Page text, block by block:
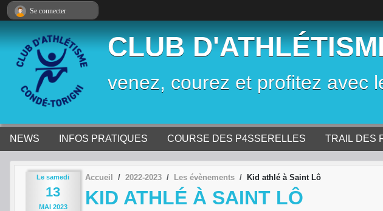
CLUB
venez, courez et profitez avec
NEWS INFOS PRATIQUES COURSE DES P4SSERELLES TRAIL DES
Le samedi
13
MAI 2023
Accueil 2022-2023 Les évènements Kid athlé à Saint Lô
KID ATHLÉ À SAINT LÔ
Se connecter
Panneau de gestion des cookies